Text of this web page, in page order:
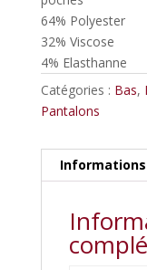
64% Polyester
32% Viscose
4% Elasthanne
Catégories : Bas,
Pantalons